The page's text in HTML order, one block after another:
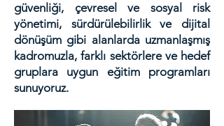
güvenliği, çevresel ve sosyal risk
yönetimi, sürdürülebilirlik ve dijital
dönüşüm gibi alanlarda uzmanlaşmış
kadromuzla, farklı sektörlere ve hedef
gruplara uygun eğitim programları
sunuyoruz.